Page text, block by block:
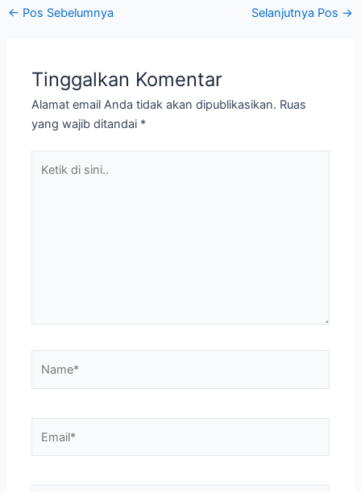
← Pos Sebelumnya Selanjutnya Pos →
Tinggalkan Komentar
Alamat email Anda tidak akan dipublikasikan. Ruas
yang wajib ditandai *